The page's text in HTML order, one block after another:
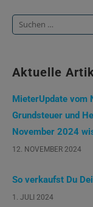
Suche
Aktuelle
MieterUpdate vom
Grundsteuer und
November 2024
12. NOVEMBER 2024
So verkaufst Du
1. JULI 2024